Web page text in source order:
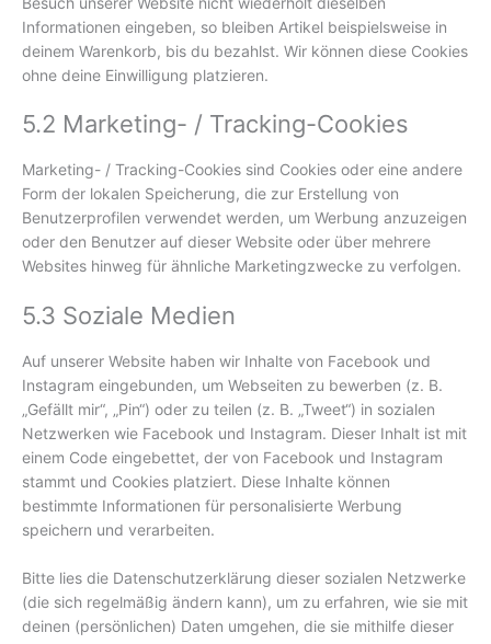
Informationen eingeben, so bleiben Artikel beispielsweise in
deinem Warenkorb, bis du bezahlst. Wir können diese Cookies
ohne deine Einwilligung platzieren.
5.2 Marketing- / Tracking-Cookies
Marketing- / Tracking-Cookies sind Cookies oder eine andere
Form der lokalen Speicherung, die zur Erstellung von
Benutzerprofilen verwendet werden, um Werbung anzuzeigen
oder den Benutzer auf dieser Website oder über mehrere
Websites hinweg für ähnliche Marketingzwecke zu verfolgen.
5.3 Soziale Medien
Auf unserer Website haben wir Inhalte von Facebook und
Instagram eingebunden, um Webseiten zu bewerben (z. B.
„Gefällt mir“, „Pin“) oder zu teilen (z. B. „Tweet“) in sozialen
Netzwerken wie Facebook und Instagram. Dieser Inhalt ist mit
einem Code eingebettet, der von Facebook und Instagram
stammt und Cookies platziert. Diese Inhalte können
bestimmte Informationen für personalisierte Werbung
speichern und verarbeiten.
Bitte lies die Datenschutzerklärung dieser sozialen Netzwerke
(die sich regelmäßig ändern kann), um zu erfahren, wie sie mit
deinen (persönlichen) Daten umgehen, die sie mithilfe dieser